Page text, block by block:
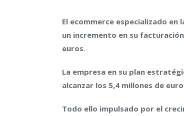
El ecommerce especializado
un incremento en su
euros.
La empresa en su plan
alcanzar los 5,4 millones de
Todo ello impulsado por el